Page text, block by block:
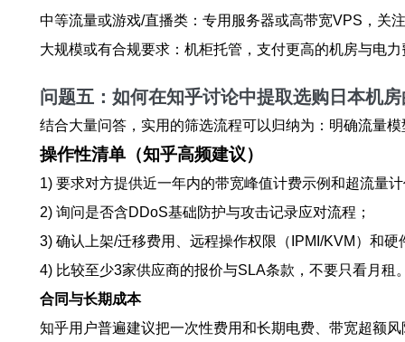
中等流量或游戏/直播类：专用服务器或高带宽VPS，关
大规模或有合规要求：机柜托管，支付更高的机房与电
问题五：如何在知乎讨论中提取选购日本机
结合大量问答，实用的筛选流程可以归纳为：明确流
操作性清单（知乎高频建议）
1) 要求对方提供近一年内的带宽峰值计费示例和超流量
2) 询问是否含DDoS基础防护与攻击记录应对流程；
3) 确认上架/迁移费用、远程操作权限（IPMI/KVM）和硬
4) 比较至少3家供应商的报价与SLA条款，不要只看月租
合同与长期成本
知乎用户普遍建议把一次性费用和长期电费、带宽超额